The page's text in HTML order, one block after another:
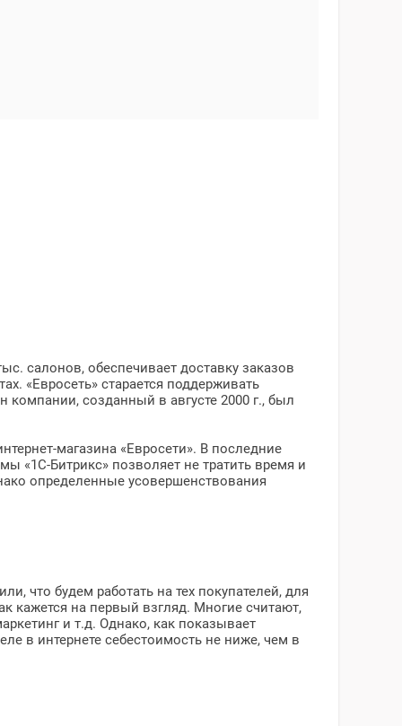
салонов, обеспечивает доставку заказов
«Евросеть» старается поддерживать
компании, созданный в августе 2000 г., был
магазина «Евросети». В последние
«1С-Битрикс» позволяет не тратить время и
определенные усовершенствования
что будем работать на тех покупателей, для
кажется на первый взгляд. Многие считают,
и т.д. Однако, как показывает
в интернете себестоимость не ниже, чем в